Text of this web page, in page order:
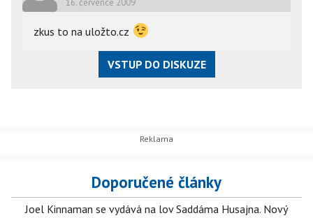
16. července 2009
zkus to na uložto.cz
VSTUP DO DISKUZE
Doporučené články
Joel Kinnaman se vydává na lov Saddáma Husajna. Nový